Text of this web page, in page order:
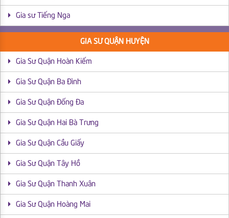
Gia sư Tiếng Nga
GIA SƯ QUẬN HUYỆN
Gia Sư Quận Hoàn Kiếm
Gia Sư Quận Ba Đình
Gia Sư Quận Đống Đa
Gia Sư Quận Hai Bà Trưng
Gia Sư Quận Cầu Giấy
Gia Sư Quận Tây Hồ
Gia Sư Quận Thanh Xuân
Gia Sư Quận Hoàng Mai